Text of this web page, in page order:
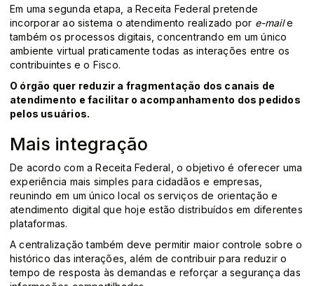
Em uma segunda etapa, a Receita Federal pretende
incorporar ao sistema o atendimento realizado por e-maile
também os processos digitais, concentrando em um único
ambiente virtual praticamente todas as interações entre os
contribuintes e o Fisco.
O órgão quer reduzir a fragmentação dos canais de
atendimento e facilitar o acompanhamento dos pedidos
pelos usuários.
Mais integração
De acordo com a Receita Federal, o objetivo é oferecer uma
experiência mais simples para cidadãos e empresas,
reunindo em um único local os serviços de orientação e
atendimento digital que hoje estão distribuídos em diferentes
plataformas.
A centralização também deve permitir maior controle sobre o
histórico das interações, além de contribuir para reduzir o
tempo de resposta às demandas e reforçar a segurança das